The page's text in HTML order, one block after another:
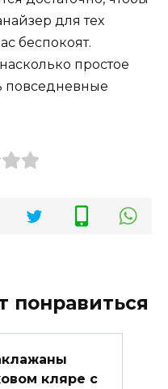
для тех
беспокоят.
простое
повседневные
понравиться
кляре с